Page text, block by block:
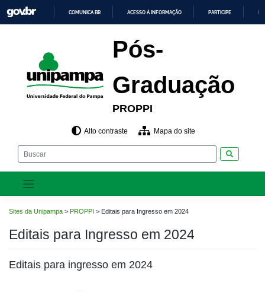
para
o
O
CONTEÚDO
COMUNICA BR ACESSO À INFORMAÇÃO PARTICIPE
Pós-
Graduação
PROPPI
Alto contraste Mapa do site
Sites da Unipampa > PROPPI > Editais para Ingresso em 2024
Editais para Ingresso em 2024
Editais para ingresso em 2024